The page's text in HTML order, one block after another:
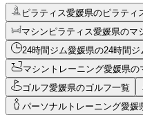
ピラティス愛媛県のピラティ
マシンピラティス愛媛県のマ
24時間ジム愛媛県の24時間ジ
マシントレーニング愛媛県の
ゴルフ愛媛県のゴルフ一覧
パーソナルトレーニング愛媛